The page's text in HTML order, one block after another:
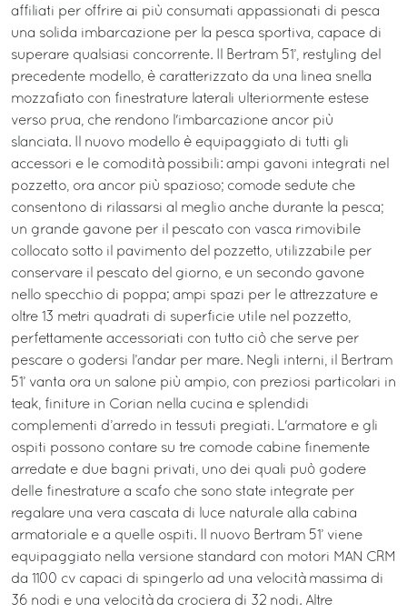
affiliati per offrire ai più consumati appassionati di pesca
una solida imbarcazione per la pesca sportiva, capace di
superare qualsiasi concorrente. Il Bertram 51’, restyling del
precedente modello, è caratterizzato da una linea snella
mozzafiato con finestrature laterali ulteriormente estese
verso prua, che rendono l'imbarcazione ancor più
slanciata. Il nuovo modello è equipaggiato di tutti gli
accessori e le comodità possibili: ampi gavoni integrati nel
pozzetto, ora ancor più spazioso; comode sedute che
consentono di rilassarsi al meglio anche durante la pesca;
un grande gavone per il pescato con vasca rimovibile
collocato sotto il pavimento del pozzetto, utilizzabile per
conservare il pescato del giorno, e un secondo gavone
nello specchio di poppa; ampi spazi per le attrezzature e
oltre 13 metri quadrati di superficie utile nel pozzetto,
perfettamente accessoriati con tutto ciò che serve per
pescare o godersi l’andar per mare. Negli interni, il Bertram
51’ vanta ora un salone più ampio, con preziosi particolari in
teak, finiture in Corian nella cucina e splendidi
complementi d’arredo in tessuti pregiati. L'armatore e gli
ospiti possono contare su tre comode cabine finemente
arredate e due bagni privati, uno dei quali può godere
delle finestrature a scafo che sono state integrate per
regalare una vera cascata di luce naturale alla cabina
armatoriale e a quelle ospiti. Il nuovo Bertram 51’ viene
equipaggiato nella versione standard con motori MAN CRM
da 1100 cv capaci di spingerlo ad una velocità massima di
36 nodi e una velocità da crociera di 32 nodi. Altre